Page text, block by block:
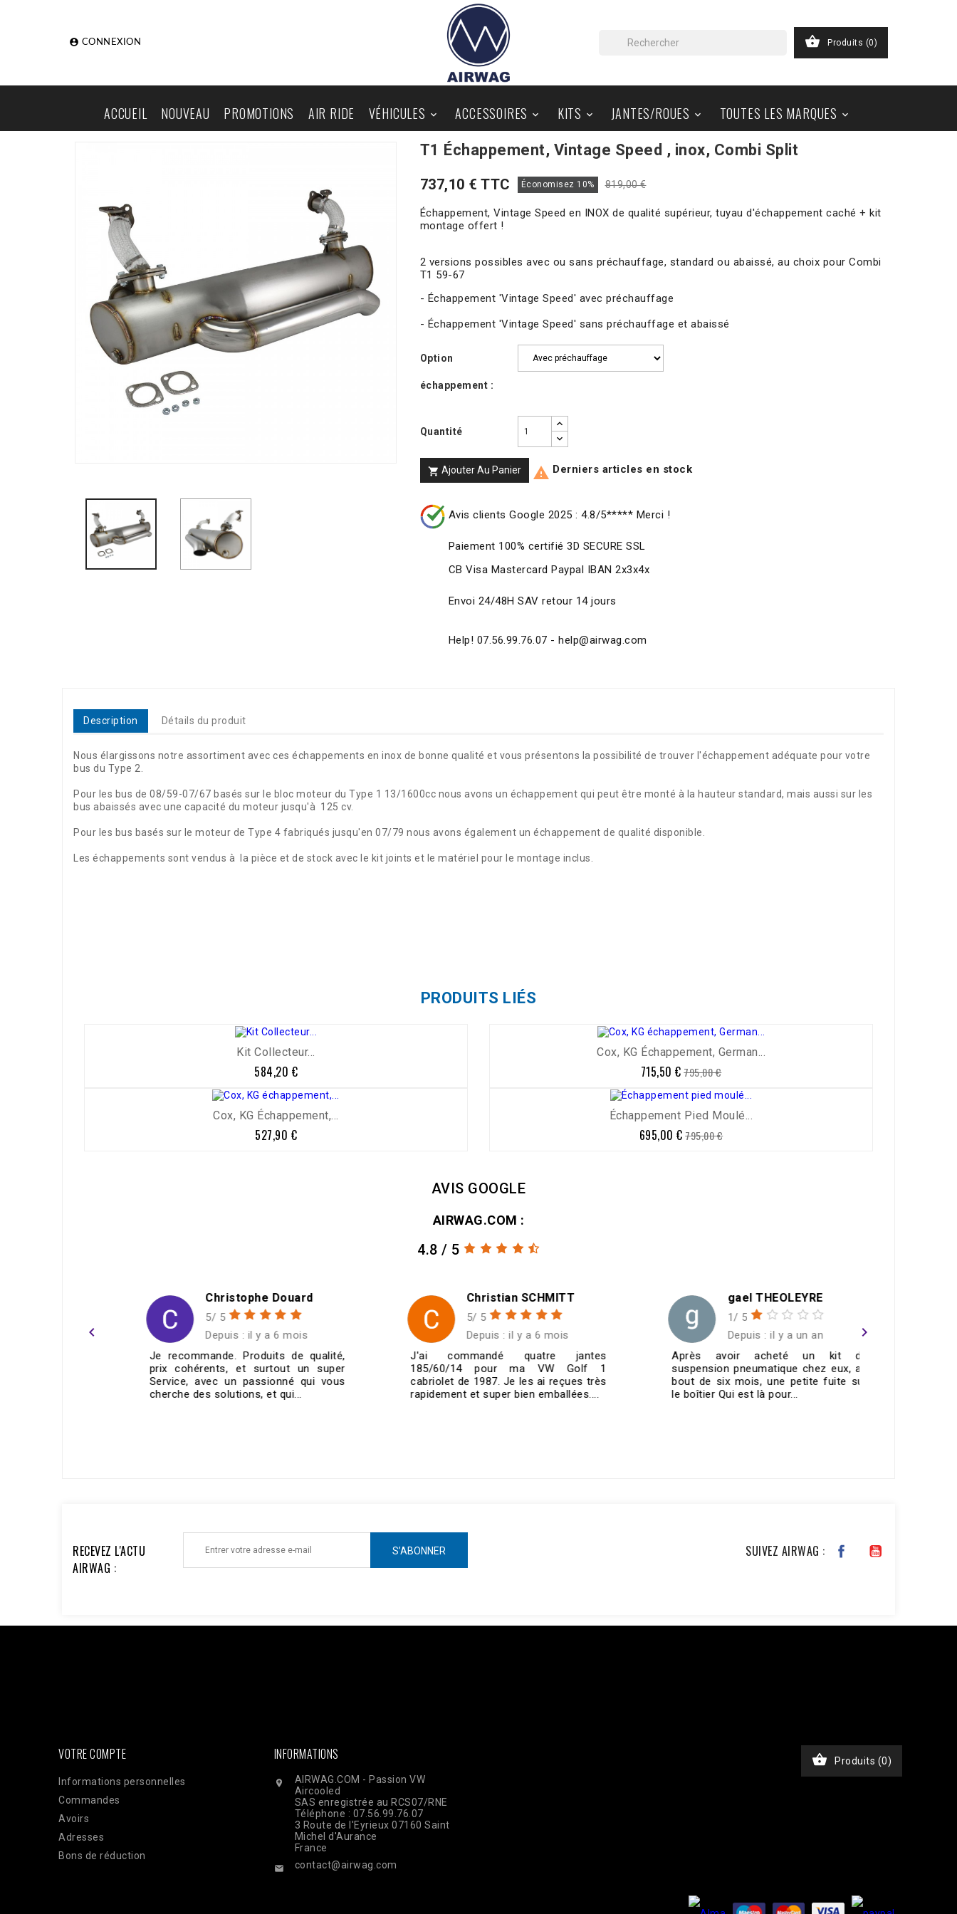
 CONNEXION  Produits (0)
ACCUEIL NOUVEAU PROMOTIONS AIR RIDE 
VÉHICULES 
ACCESSOIRES 
KITS 
JANTES/ROUES 
TOUTES LES MARQUES
PIÈCES AU DÉTAIL BLOG
T1 Échappement, Vintage Speed , inox, Combi Split
737,10 € TTC Économisez 10% 819,00 €
Échappement, Vintage Speed en INOX de qualité supérieur, tuyau d'échappement caché + kit
montage offert !
2 versions possibles avec ou sans préchauffage, standard ou abaissé, au choix pour Combi
T1 59-67
- Échappement 'Vintage Speed' avec préchauffage
- Échappement 'Vintage Speed' sans préchauffage et abaissé
Option
échappement :
Quantité
 Ajouter Au Panier  Derniers articles en stock
Avis clients Google 2025 : 4.8/5***** Merci !
Paiement 100% certifié 3D SECURE SSL
CB Visa Mastercard Paypal IBAN 2x3x4x
Envoi 24/48H SAV retour 14 jours
Help! 07.56.99.76.07 - help@airwag.com
Description Détails du produit
Nous élargissons notre assortiment avec ces échappements en inox de bonne qualité et vous présentons la possibilité de trouver l'échappement adéquate pour votre
bus du Type 2.
Pour les bus de 08/59-07/67 basés sur le bloc moteur du Type 1 13/1600cc nous avons un échappement qui peut être monté à la hauteur standard, mais aussi sur les
bus abaissés avec une capacité du moteur jusqu'à 125 cv.
Pour les bus basés sur le moteur de Type 4 fabriqués jusqu'en 07/79 nous avons également un échappement de qualité disponible.
Les échappements sont vendus à la pièce et de stock avec le kit joints et le matériel pour le montage inclus.
PRODUITS LIÉS
Kit Collecteur...
Prix
584,20 €
Cox, KG Échappement, German...
Prix
715,50 € Prix
base
795,00 €
Cox, KG Échappement,...
Prix
527,90 €
Échappement Pied Moulé...
Prix
695,00 € Prix
795,00 €
AVIS GOOGLE
AIRWAG.COM :
4.8 / 5
Christophe Douard
5/ 5
Depuis : il y a 6 mois
Je recommande. Produits de qualité,
prix cohérents, et surtout un super
Service, avec un passionné qui vous
cherche des solutions, et qui...
Christian SCHMITT
5/ 5
Depuis : il y a 6 mois
J'ai commandé quatre jantes
185/60/14 pour ma VW Golf 1
cabriolet de 1987. Je les ai reçues très
rapidement et super bien emballées....
gael THEOLEYRE
1/ 5
Depuis : il y a un an
Après avoir acheté un kit de
suspension pneumatique chez eux, au
bout de six mois, une petite fuite sur
le boîtier Qui est là pour...
navigate_before navigate_next
RECEVEZ L'ACTU
AIRWAG :
SUIVEZ AIRWAG :
VOTRE COMPTE
Informations personnelles
Commandes
Avoirs
Adresses
Bons de réduction
 Produits (0)
INFORMATIONS

AIRWAG.COM - Passion VW
Aircooled
SAS enregistrée au RCS07/RNE
Téléphone : 07.56.99.76.07
3 Route de l'Eyrieux 07160 Saint
Michel d'Aurance
France
 contact@airwag.com